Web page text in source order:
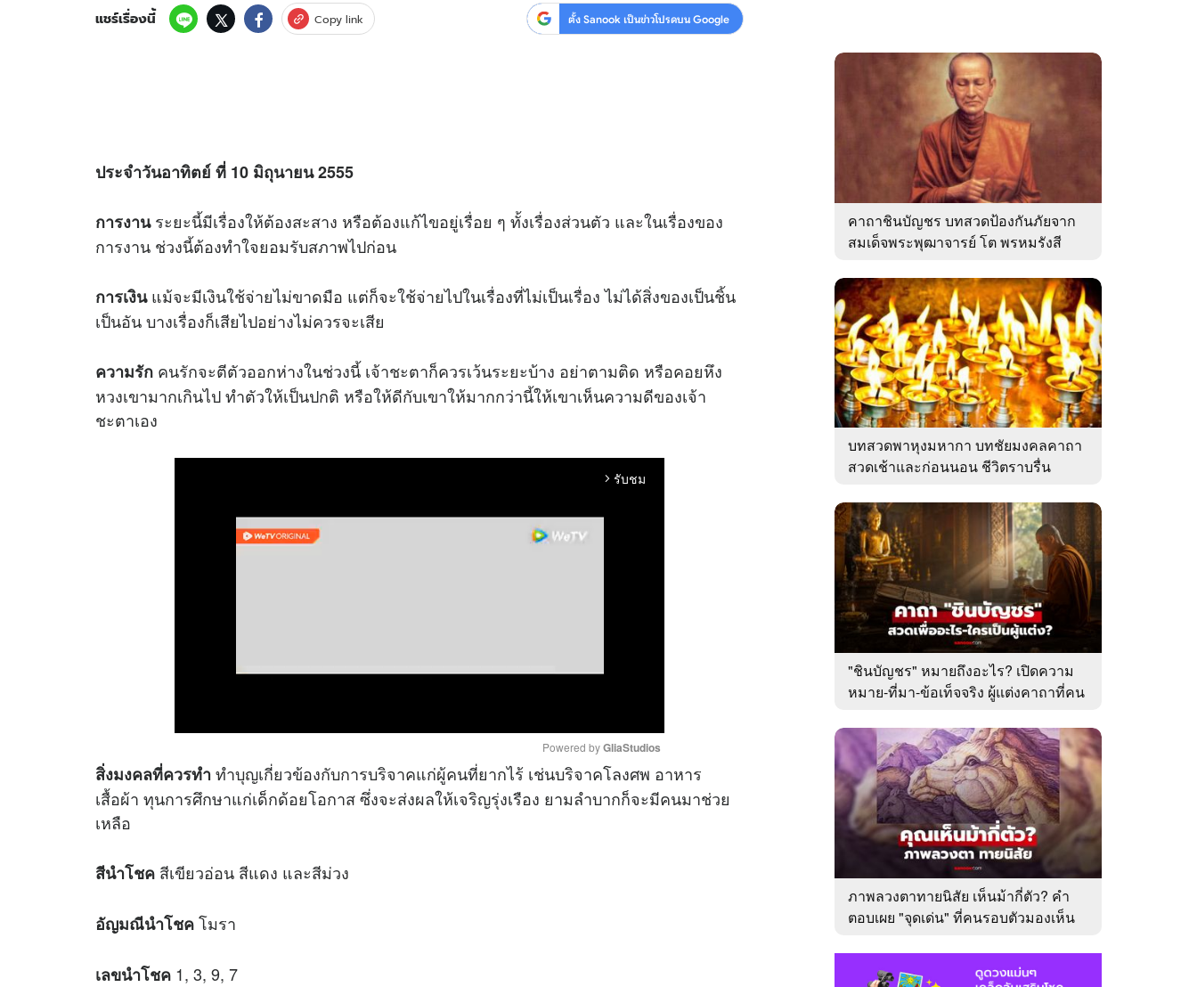
แชร์เรื่องนี้ Copy link ตั้ง Sanook เป็นข่าวโปรดบน Google
ประจำวันอาทิตย์ ที่ 10 มิถุนายน 2555
การงานระยะนี้มีเรื่องให้ต้องสะสาง หรือต้องแก้ไขอยู่เรื่อย ๆ ทั้งเรื่องส่วนตัว และในเรื่องของ
การงาน ช่วงนี้ต้องทำใจยอมรับสภาพไปก่อน
การเงินแม้จะมีเงินใช้จ่ายไม่ขาดมือ แต่ก็จะใช้จ่ายไปในเรื่องที่ไม่เป็นเรื่อง ไม่ได้สิ่งของเป็นชิ้น
เป็นอัน บางเรื่องก็เสียไปอย่างไม่ควรจะเสีย
ความรัก คนรักจะตีตัวออกห่างในช่วงนี้ เจ้าชะตาก็ควรเว้นระยะบ้าง อย่าตามติด หรือคอยหึง
หวงเขามากเกินไป ทำตัวให้เป็นปกติ หรือให้ดีกับเขาให้มากกว่านี้ให้เขาเห็นความดีของเจ้า
ชะตาเอง
arrow_forward_ios รับชม
M
Powered by GliaStudios
สิ่งมงคลที่ควรทำทำบุญเกี่ยวข้องกับการบริจาคแก่ผู้คนที่ยากไร้ เช่นบริจาคโลงศพ อาหาร
เสื้อผ้า ทุนการศึกษาแก่เด็กด้อยโอกาส ซึ่งจะส่งผลให้เจริญรุ่งเรือง ยามลำบากก็จะมีคนมาช่วย
เหลือ
สีนำโชค สีเขียวอ่อน สีแดง และสีม่วง
อัญมณีนำโชคโมรา
เลขนำโชค 1, 3, 9, 7
คาถาชินบัญชร บทสวดป้องกันภัยจาก
สมเด็จพระพุฒาจารย์ โต พรหมรังสี
บทสวดพาหุงมหากา บทชัยมงคลคาถา
สวดเช้าและก่อนนอน ชีวิตราบรื่น
"ชินบัญชร" หมายถึงอะไร? เปิดความ
หมาย-ที่มา-ข้อเท็จจริง ผู้แต่งคาถาที่คน
ภาพลวงตาทายนิสัย เห็นม้ากี่ตัว? คำ
ตอบเผย "จุดเด่น" ที่คนรอบตัวมองเห็น